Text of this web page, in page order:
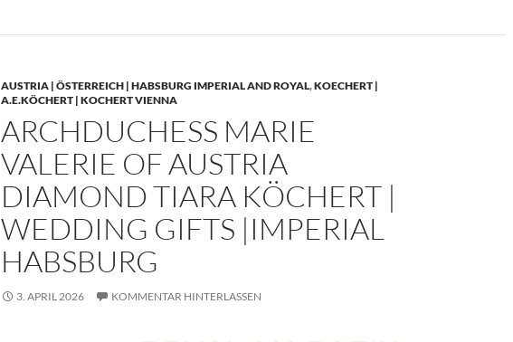
AUSTRIA | ÖSTERREICH | HABSBURG IMPERIAL AND ROYAL,KOECHERT |
A.E.KÖCHERT | KOCHERT VIENNA
ARCHDUCHESS MARIE
VALERIE OF AUSTRIA
DIAMOND TIARA KÖCHERT |
WEDDING GIFTS |IMPERIAL
HABSBURG
3. APRIL 2026 KOMMENTAR HINTERLASSEN